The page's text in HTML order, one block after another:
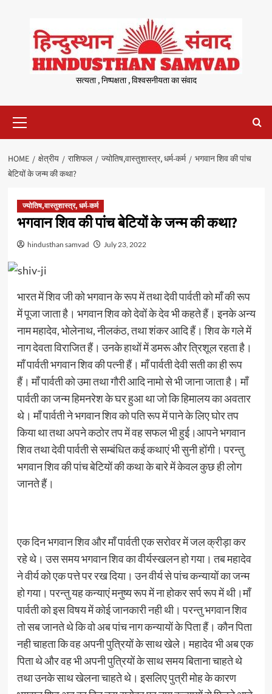
content
सत्यता , निष्पक्षता , विश्वसनीयता का संवाद
Menu
HOME क्षेत्रीय राशिफल ज्योतिष,वास्तुशास्त्र, धर्म-कर्म
भगवान शिव की पांच
बेटियों के जन्म की कथा?
ज्योतिष,वास्तुशास्त्र, धर्म-कर्म
भगवान शिव की पांच बेटियों के जन्म की कथा?
hindusthan samvad July 23, 2022
भारत में शिव जी को भगवान के रूप में तथा देवी पार्वती को माँ की रूप
में पूजा जाता है। भगवान शिव को देवों के देव भी कहते हैं। इनके अन्य
नाम महादेव, भोलेनाथ, नीलकंठ, तथा शंकर आदि हैं। शिव के गले में
नाग देवता विराजित हैं। उनके हाथों में डमरू और त्रिशूल रहता है।
माँ पार्वती भगवान शिव की पत्नी हैं। माँ पार्वती देवी सती का ही रूप
हैं। माँ पार्वती को उमा तथा गौरी आदि नामो से भी जाना जाता है। माँ
पार्वती का जन्म हिमनरेश के घर हुआ था जो कि हिमालय का अवतार
थे। माँ पार्वती ने भगवान शिव को पति रूप में पाने के लिए घोर तप
किया था तथा अपने कठोर तप में वह सफल भी हुई।आपने भगवान
शिव तथा देवी पार्वती से सम्बंधित कई कथाएं भी सुनी होंगी। परन्तु
भगवान शिव की पांच बेटियों की कथा के बारे में केवल कुछ ही लोग
जानते हैं।
एक दिन भगवान शिव और माँ पार्वती एक सरोवर में जल क्रीड़ा कर
रहे थे। उस समय भगवान शिव का वीर्यस्खलन हो गया। तब महादेव
ने वीर्य को एक पत्ते पर रख दिया। उन वीर्य से पांच कन्यायों का जन्म
हो गया। परन्तु यह कन्याएं मनुष्य रूप में ना होकर सर्प रूप में थी।माँ
पार्वती को इस विषय में कोई जानकारी नही थी। परन्तु भगवान शिव
तो सब जानते थे कि वो अब पांच नाग कन्यायों के पिता हैं। कौन पिता
नही चाहता कि वह अपनी पुत्रियों के साथ खेले। महादेव भी अब एक
पिता थे और वह भी अपनी पुत्रियों के साथ समय बिताना चाहते थे
तथा उनके साथ खेलना चाहते थे। इसलिए पुत्री मोह के कारण